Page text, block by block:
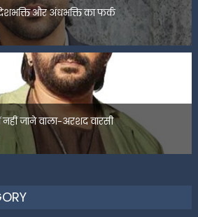
और अंधभक्ति का फर्क
नहीं जाने वाला-अरशद वारसी